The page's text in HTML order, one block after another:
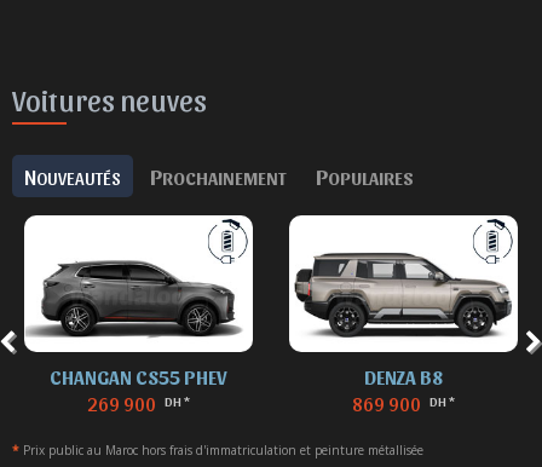
Voitures neuves
NOUVEAUTÉS PROCHAINEMENT POPULAIRES
CHANGAN CS55 PHEV
269 900 DH *
DENZA B8
869 900 DH *
* Prix public au Maroc hors frais d'immatriculation et peinture métallisée